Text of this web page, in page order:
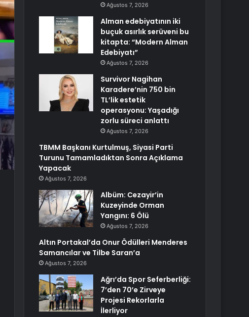
Ağustos 7, 2026
Alman edebiyatının iki
buçuk asırlık serüveni bu
kitapta: “Modern Alman
Edebiyatı”
Ağustos 7, 2026
Survivor Nagihan
Karadere’nin 750 bin
TL’lik estetik
operasyonu: Yaşadığı
zorlu süreci anlattı
Ağustos 7, 2026
TBMM Başkanı Kurtulmuş, Siyasi Parti
Turunu Tamamladıktan Sonra Açıklama
Yapacak
Ağustos 7, 2026
Albüm: Cezayir’in
Kuzeyinde Orman
Yangını: 6 Ölü
Ağustos 7, 2026
Altın Portakal’da Onur Ödülleri Menderes
Samancılar ve Tilbe Saran’a
Ağustos 7, 2026
Ağrı’da Spor Seferberliği:
7’den 70’e Zirveye
Projesi Rekorlarla
İlerliyor